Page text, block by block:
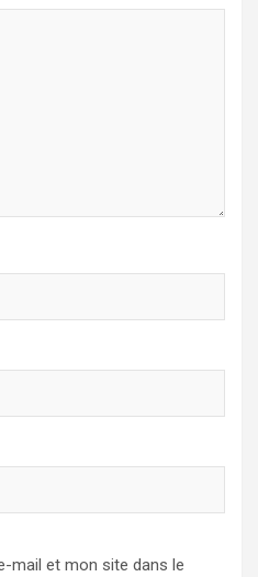
mail et mon site dans le